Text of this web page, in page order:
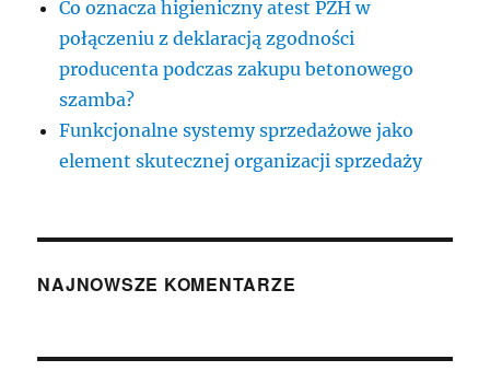
Co oznacza higieniczny atest PZH w
połączeniu z deklaracją zgodności
producenta podczas zakupu betonowego
szamba?
Funkcjonalne systemy sprzedażowe jako
element skutecznej organizacji sprzedaży
NAJNOWSZE KOMENTARZE